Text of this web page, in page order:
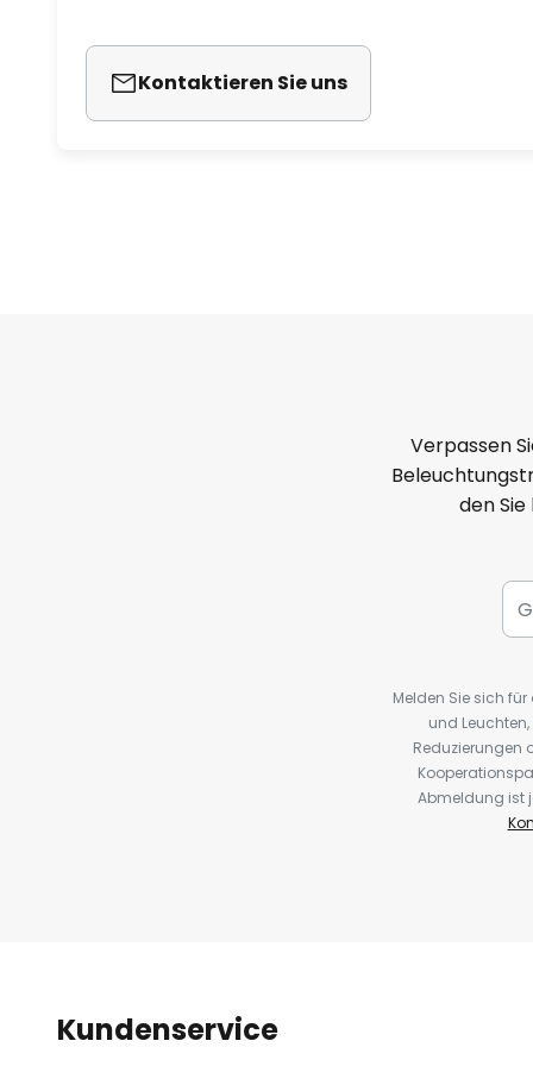
Kontaktieren Sie uns
Verpassen
den
Melden Sie sich
und
Reduzierungen
Abmeldung ist
Kundenservice